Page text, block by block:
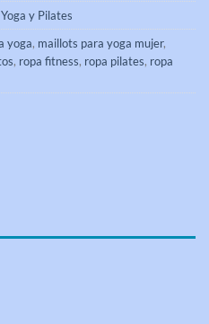
y Pilates
yoga, maillots para yoga mujer,
, ropa fitness, ropa pilates, ropa